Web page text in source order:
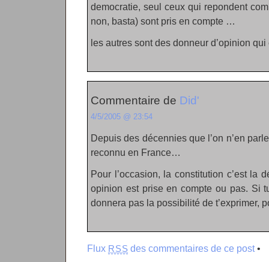
democratie, seul ceux qui repondent
non, basta) sont pris en compte …
les autres sont des donneur d’opinion
Commentaire de Did'
4/5/2005 @ 23:54
Depuis des décennies que l’on n’en
reconnu en France…
Pour l’occasion, la constitution c’est la
opinion est prise en compte ou pas. Si
donnera pas la possibilité de t’exprimer,
Flux RSS des commentaires de ce post•